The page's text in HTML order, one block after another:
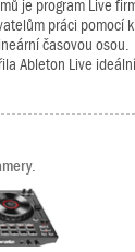
je program Live
práci pomocí
časovou osou.
Ableton Live